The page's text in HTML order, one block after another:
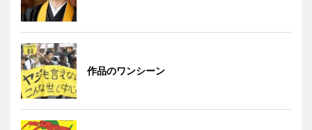
作品のワンシーン